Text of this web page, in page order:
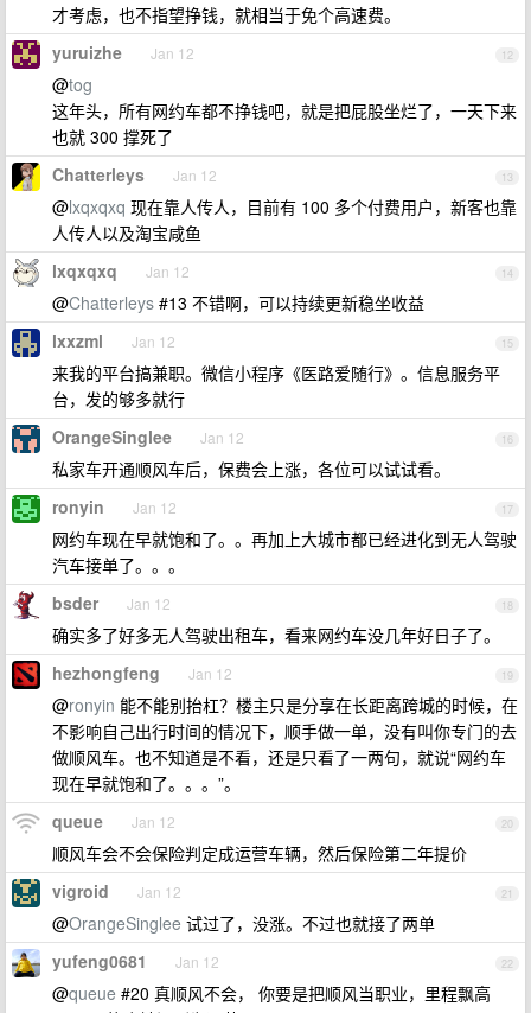
才考虑，也不指望挣钱，就相当于免个高速费。
12
yuruizhe Jan 12
@tog
这年头，所有网约车都不挣钱吧，就是把屁股坐烂了，一天下来
也就 300 撑死了
13
Chatterleys Jan 12
@lxqxqxq 现在靠人传人，目前有 100 多个付费用户，新客也靠
人传人以及淘宝咸鱼
14
lxqxqxq Jan 12
@Chatterleys #13 不错啊，可以持续更新稳坐收益
15
lxxzml Jan 12
来我的平台搞兼职。微信小程序《医路爱随行》。信息服务平
台，发的够多就行
16
OrangeSinglee Jan 12
私家车开通顺风车后，保费会上涨，各位可以试试看。
17
ronyin Jan 12
网约车现在早就饱和了。。再加上大城市都已经进化到无人驾驶
汽车接单了。。。
18
bsder Jan 12
确实多了好多无人驾驶出租车，看来网约车没几年好日子了。
19
hezhongfeng Jan 12
@ronyin 能不能别抬杠？楼主只是分享在长距离跨城的时候，在
不影响自己出行时间的情况下，顺手做一单，没有叫你专门的去
做顺风车。也不知道是不看，还是只看了一两句，就说“网约车
现在早就饱和了。。。”。
20
queue Jan 12
顺风车会不会保险判定成运营车辆，然后保险第二年提价
21
vigroid Jan 12
@OrangeSinglee 试过了，没涨。不过也就接了两单
22
yufeng0681 Jan 12
@queue #20 真顺风不会， 你要是把顺风当职业，里程飘高